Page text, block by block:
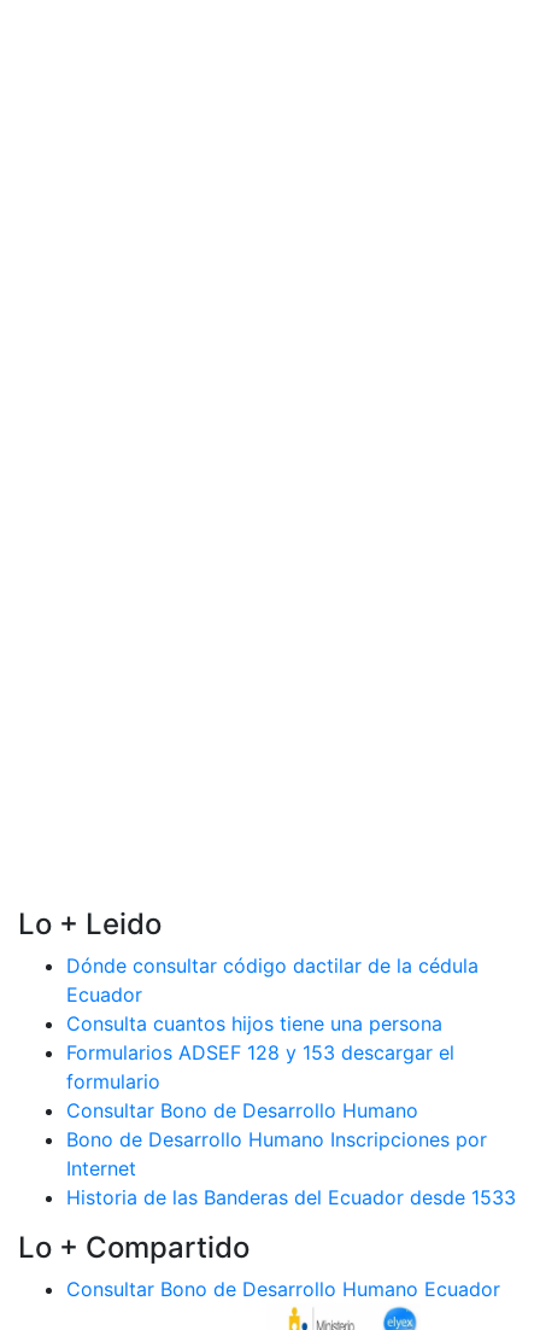
Lo + Leido
Dónde consultar código dactilar de la cédula
Ecuador
Consulta cuantos hijos tiene una persona
Formularios ADSEF 128 y 153 descargar el
formulario
Consultar Bono de Desarrollo Humano
Bono de Desarrollo Humano Inscripciones por
Internet
Historia de las Banderas del Ecuador desde 1533
Lo + Compartido
Consultar Bono de Desarrollo Humano Ecuador